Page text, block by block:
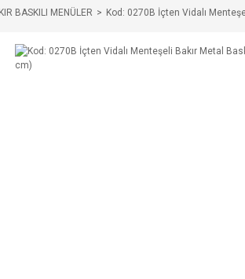
BASKILI MENÜLER Kod: 0270B İçten Vidalı